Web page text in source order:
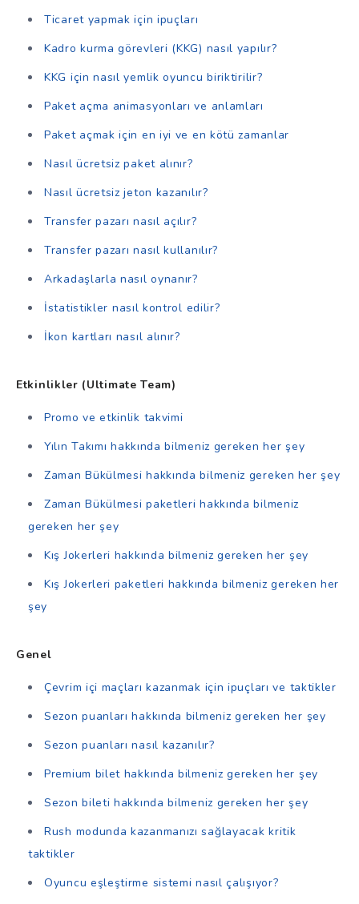
Ticaret yapmak için ipuçları
Kadro kurma görevleri (KKG) nasıl yapılır?
KKG için nasıl yemlik oyuncu biriktirilir?
Paket açma animasyonları ve anlamları
Paket açmak için en iyi ve en kötü zamanlar
Nasıl ücretsiz paket alınır?
Nasıl ücretsiz jeton kazanılır?
Transfer pazarı nasıl açılır?
Transfer pazarı nasıl kullanılır?
Arkadaşlarla nasıl oynanır?
İstatistikler nasıl kontrol edilir?
İkon kartları nasıl alınır?
Etkinlikler (Ultimate Team)
Promo ve etkinlik takvimi
Yılın Takımı hakkında bilmeniz gereken her şey
Zaman Bükülmesi hakkında bilmeniz gereken her şey
Zaman Bükülmesi paketleri hakkında bilmeniz
gereken her şey
Kış Jokerleri hakkında bilmeniz gereken her şey
Kış Jokerleri paketleri hakkında bilmeniz gereken her
şey
Genel
Çevrim içi maçları kazanmak için ipuçları ve taktikler
Sezon puanları hakkında bilmeniz gereken her şey
Sezon puanları nasıl kazanılır?
Premium bilet hakkında bilmeniz gereken her şey
Sezon bileti hakkında bilmeniz gereken her şey
Rush modunda kazanmanızı sağlayacak kritik
taktikler
Oyuncu eşleştirme sistemi nasıl çalışıyor?